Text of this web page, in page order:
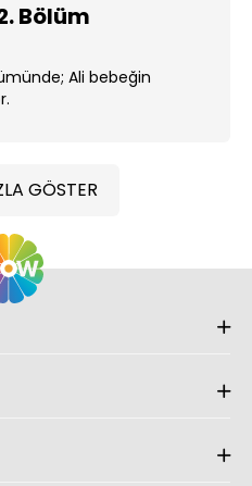
Bölüm
Ali bebeğin
GÖSTER